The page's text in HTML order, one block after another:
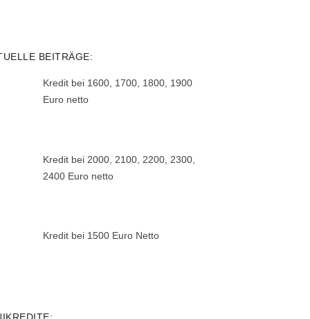
BEITRÄGE:
Kredit bei 1600, 1700, 1800, 1900
Euro netto
Kredit bei 2000, 2100, 2200, 2300,
2400 Euro netto
Kredit bei 1500 Euro Netto